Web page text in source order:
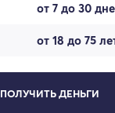
от 7 до 30
от 18 до 75
ПОЛУЧИТЬ ДЕНЬГИ